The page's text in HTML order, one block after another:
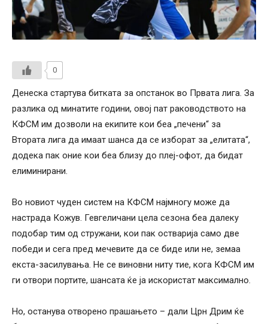
0
Денеска стартува битката за опстанок во Првата лига. За
разлика од минатите години, овој пат раководството на
КФСМ им дозволи на екипите кои беа „печени“ за
Втората лига да имаат шанса да се изборат за „елитата“,
додека пак оние кои беа близу до плеј-офот, да бидат
елиминирани.
Во новиот чуден систем на КФСМ најмногу може да
настрада Кожув. Гевгеличани цела сезона беа далеку
подобар тим од стружани, кои пак остварија само две
победи и сега пред мечевите да се биде или не, земаа
екста-засилувања. Не се виновни ниту тие, кога КФСМ им
ги отвори портите, шансата ќе ја искористат максимално.
Но, останува отворено прашањето – дали Црн Дрим ќе